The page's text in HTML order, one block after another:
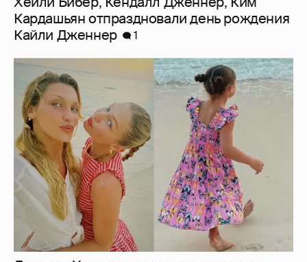
Джиджи Хадид отдыхает с дочерью и
сестрой Беллой